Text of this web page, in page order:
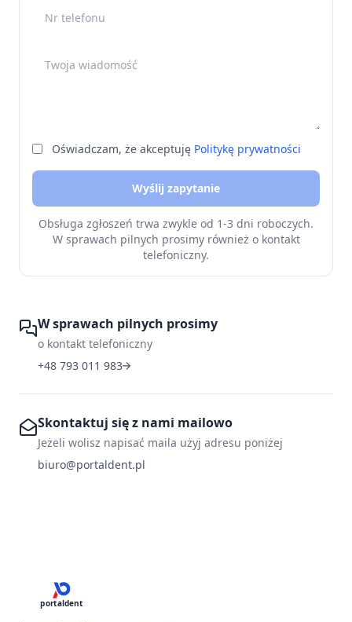
Nr telefonu
Twoja wiadomość
Oświadczam, że akceptuję Politykę prywatności
Wyślij zapytanie
Obsługa zgłoszeń trwa zwykle od 1-3 dni roboczych.
W sprawach pilnych prosimy również o kontakt
telefoniczny.
W sprawach pilnych prosimy
o kontakt telefoniczny
+48 793 011 983
Skontaktuj się z nami mailowo
Jeżeli wolisz napisać maila użyj adresu poniżej
biuro@portaldent.pl
portaldent